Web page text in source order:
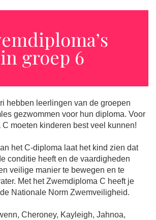
in groep 6
hebben leerlingen van de groepen
gezwommen voor hun diploma. Voor
moeten kinderen best veel kunnen!
het C-diploma laat het kind zien dat
conditie heeft en de vaardigheden
veilige manier te bewegen en te
Met het Zwemdiploma C heeft je
Nationale Norm Zwemveiligheid.
Cheroney, Kayleigh, Jahnoa,